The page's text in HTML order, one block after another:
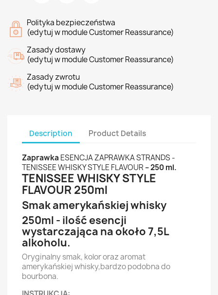
Polityka bezpieczeństwa
(edytuj w module Customer Reassurance)
Zasady dostawy
(edytuj w module Customer Reassurance)
Zasady zwrotu
(edytuj w module Customer Reassurance)
Description Product Details
Zaprawka ESENCJA ZAPRAWKA STRANDS -
TENISSEE WHISKY STYLE FLAVOUR – 250 ml.
TENISSEE WHISKY STYLE
FLAVOUR 250ml
Smak amerykańskiej whisky
250ml - ilość esencji
wystarczająca na około 7,5L
alkoholu.
Oryginalny smak, kolor oraz aromat
amerykańskiej whisky,bardzo podobna do
bourbona.